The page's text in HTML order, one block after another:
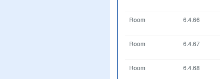
Room 6.4.66
Room 6.4.67
Room 6.4.68